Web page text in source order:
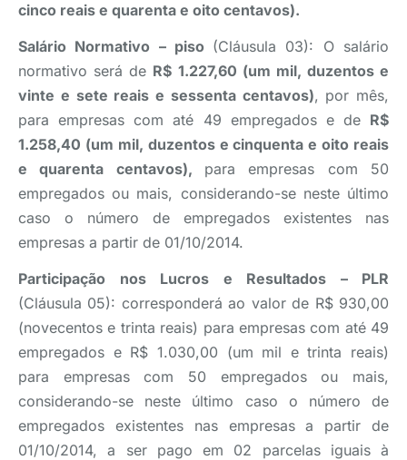
cinco reais e quarenta e oito centavos).
Salário Normativo – piso (Cláusula 03): O salário
normativo será de R$ 1.227,60 (um mil, duzentos e
vinte e sete reais e sessenta centavos), por mês,
para empresas com até 49 empregados e de R$
1.258,40 (um mil, duzentos e cinquenta e oito reais
e quarenta centavos), para empresas com 50
empregados ou mais, considerando-se neste último
caso o número de empregados existentes nas
empresas a partir de 01/10/2014.
Participação nos Lucros e Resultados – PLR
(Cláusula 05): corresponderá ao valor de R$ 930,00
(novecentos e trinta reais) para empresas com até 49
empregados e R$ 1.030,00 (um mil e trinta reais)
para empresas com 50 empregados ou mais,
considerando-se neste último caso o número de
empregados existentes nas empresas a partir de
01/10/2014, a ser pago em 02 parcelas iguais à